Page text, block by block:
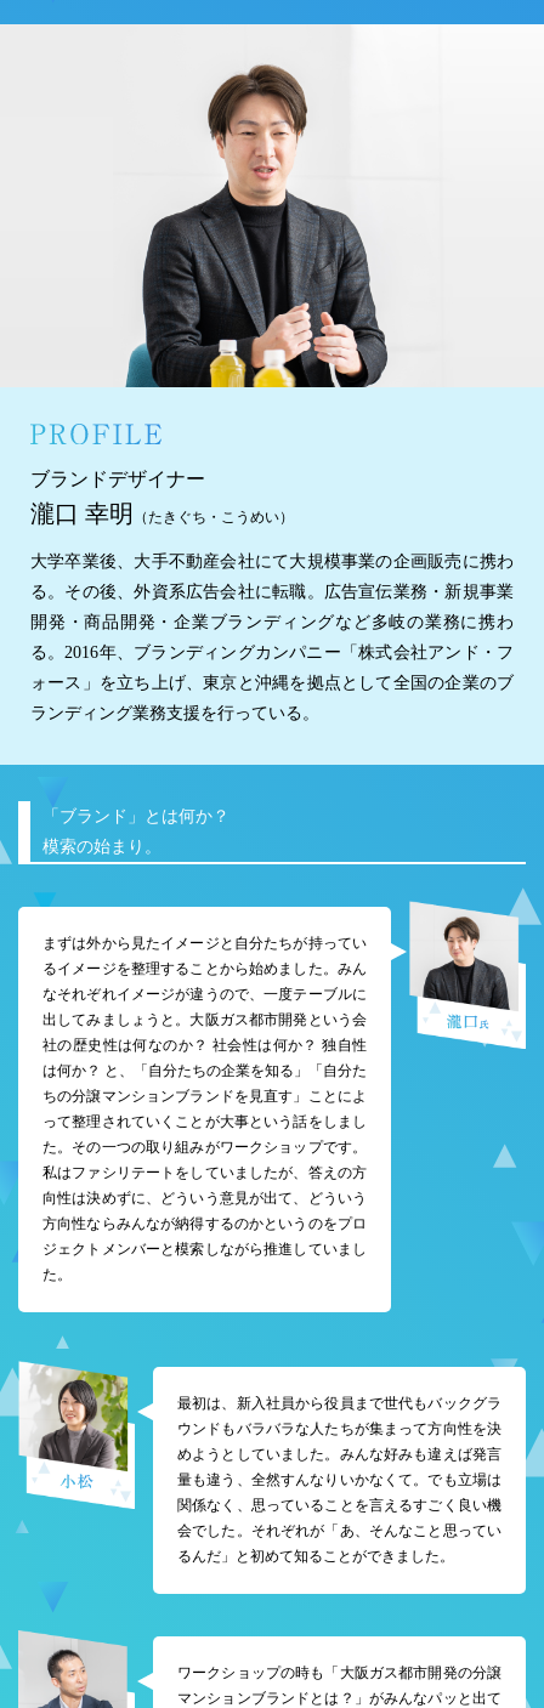
ブランドデザイナー
瀧口 幸明 （たきぐち・こうめい）
大学卒業後、大手不動産会社にて大規模事業の企画販売に携わ
る。その後、外資系広告会社に転職。広告宣伝業務・新規事業
開発・商品開発・企業ブランディングなど多岐の業務に携わ
る。2016年、ブランディングカンパニー「株式会社アンド・フ
ォース」を立ち上げ、東京と沖縄を拠点として全国の企業のブ
ランディング業務支援を行っている。
「ブランド」とは何か？
模索の始まり。
まずは外から見たイメージと自分たちが持ってい
るイメージを整理することから始めました。みん
なそれぞれイメージが違うので、一度テーブルに
出してみましょうと。大阪ガス都市開発という会
社の歴史性は何なのか？ 社会性は何か？ 独自性
は何か？ と、「自分たちの企業を知る」「自分た
ちの分譲マンションブランドを見直す」ことによ
って整理されていくことが大事という話をしまし
た。その一つの取り組みがワークショップです。
私はファシリテートをしていましたが、答えの方
向性は決めずに、どういう意見が出て、どういう
方向性ならみんなが納得するのかというのをプロ
ジェクトメンバーと模索しながら推進していまし
た。
最初は、新入社員から役員まで世代もバックグラ
ウンドもバラバラな人たちが集まって方向性を決
めようとしていました。みんな好みも違えば発言
量も違う、全然すんなりいかなくて。でも立場は
関係なく、思っていることを言えるすごく良い機
会でした。それぞれが「あ、そんなこと思ってい
るんだ」と初めて知ることができました。
ワークショップの時も「大阪ガス都市開発の分譲
マンションブランドとは？」がみんなパッと出て